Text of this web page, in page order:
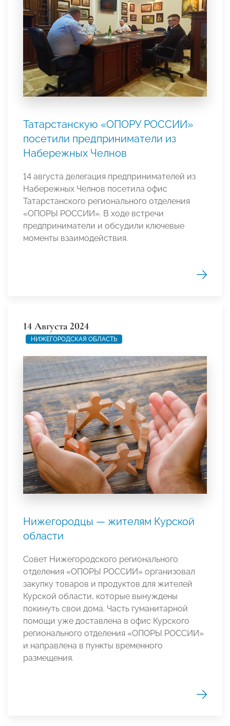
Татарстанскую «ОПОРУ РОССИИ»
посетили предприниматели из
Набережных Челнов
14 августа делегация предпринимателей из
Набережных Челнов посетила офис
Татарстанского регионального отделения
«ОПОРЫ РОССИИ». В ходе встречи
предприниматели и обсудили ключевые
моменты взаимодействия.
14 Августа 2024
НИЖЕГОРОДСКАЯ ОБЛАСТЬ
Нижегородцы — жителям Курской
области
Совет Нижегородского регионального
отделения «ОПОРЫ РОССИИ» организовал
закупку товаров и продуктов для жителей
Курской области, которые вынуждены
покинуть свои дома. Часть гуманитарной
помощи уже доставлена в офис Курского
регионального отделения «ОПОРЫ РОССИИ»
и направлена в пункты временного
размещения.